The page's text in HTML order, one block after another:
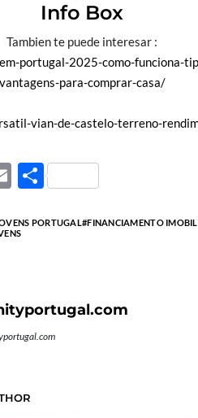
Info Box
Tambien te puede interesar :
portugal-2025-como-funciona-
vantagens-para-comprar-casa/
vian-de-castelo-terreno-
E
ail
C
m
ti
r
PORTUGAL FINANCIAMENTO